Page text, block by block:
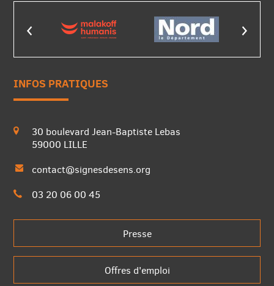
INFOS PRATIQUES
30 boulevard Jean-Baptiste Lebas
59000 LILLE
contact@signesdesens.org
03 20 06 00 45
Presse
Offres d'emploi